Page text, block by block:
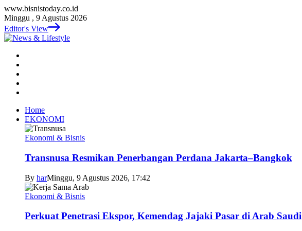
www.bisnistoday.co.id
Minggu , 9 Agustus 2026
Editor's View
Home
EKONOMI
Ekonomi & Bisnis
Transnusa Resmikan Penerbangan Perdana Jakarta–Bangkok
By harMinggu, 9 Agustus 2026, 17:42
Ekonomi & Bisnis
Perkuat Penetrasi Ekspor, Kemendag Jajaki Pasar di Arab Saudi